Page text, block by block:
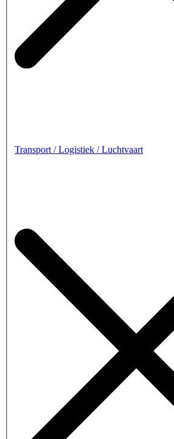
Transport / Logistiek / Luchtvaart